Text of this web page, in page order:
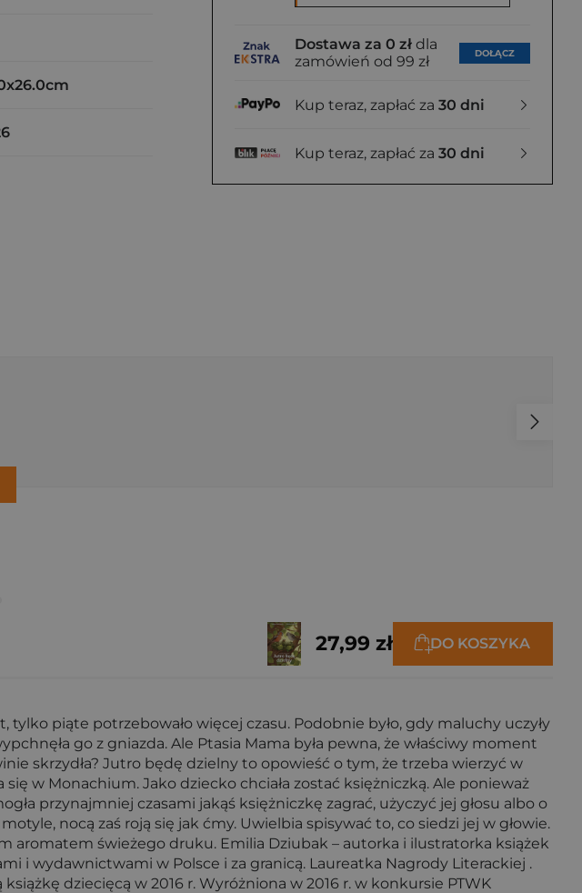
Dostawa za 0 zł dla
zamówień od 99 zł
DOŁĄCZ
Kup teraz, zapłać za 30 dni
Kup teraz, zapłać za 30 dni
27,99 zł DO KOSZYKA
tylko piąte potrzebowało więcej czasu. Podobnie było, gdy maluchy uczyły
go z gniazda. Ale Ptasia Mama była pewna, że właściwy moment
skrzydła? Jutro będę dzielny to opowieść o tym, że trzeba wierzyć w
w Monachium. Jako dziecko chciała zostać księżniczką. Ale ponieważ
przynajmniej czasami jakąś księżniczkę zagrać, użyczyć jej głosu albo o
nocą zaś roją się jak ćmy. Uwielbia spisywać to, co siedzi jej w głowie.
aromatem świeżego druku. Emilia Dziubak – autorka i ilustratorka książek
i wydawnictwami w Polsce i za granicą. Laureatka Nagrody Literackiej .
dziecięcą w 2016 r. Wyróżniona w 2016 r. w konkursie PTWK